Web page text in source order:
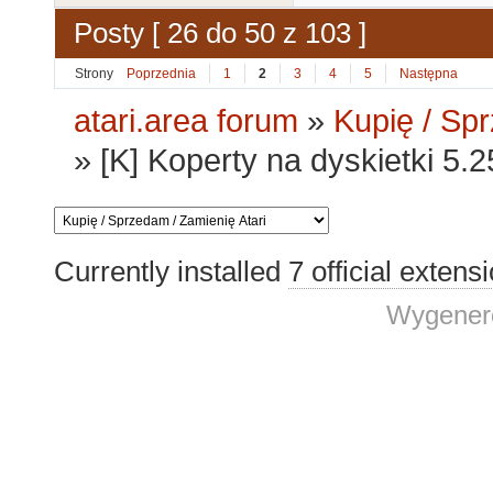
Posty [ 26 do 50 z 103 ]
Strony Poprzednia 1 2 3 4 5 Następna
atari.area forum » Kupię /
» [K] Koperty na dyskietki
Currently installed 7 official